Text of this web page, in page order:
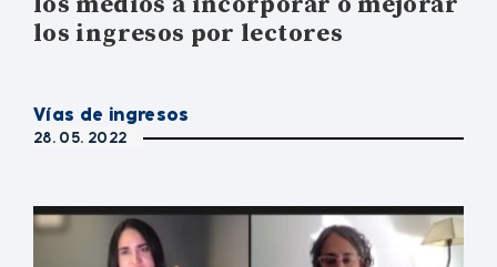
los ingresos por lectores
Vías de ingresos
28. 05. 2022